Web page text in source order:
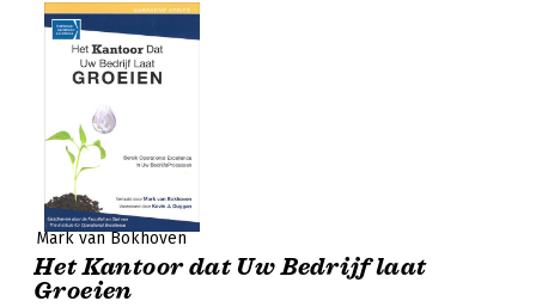
Mark van Bokhoven
Het Kantoor dat Uw Bedrijf laat
Groeien